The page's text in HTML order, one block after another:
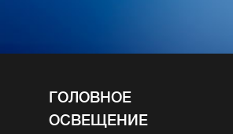
ГОЛОВНОЕ
ОСВЕЩЕНИЕ